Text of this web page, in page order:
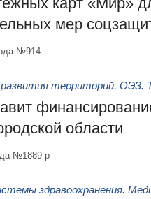
мер
№914
территорий. ОЭЗ.
области
№1889-р
здравоохранения.